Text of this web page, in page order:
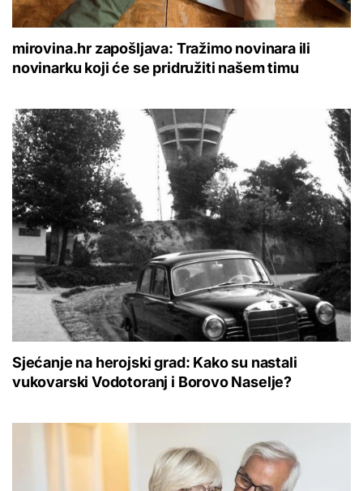
mirovina.hr zapošljava: Tražimo novinara ili
novinarku koji će se pridružiti našem timu
Sjećanje na herojski grad: Kako su nastali
vukovarski Vodotoranj i Borovo Naselje?